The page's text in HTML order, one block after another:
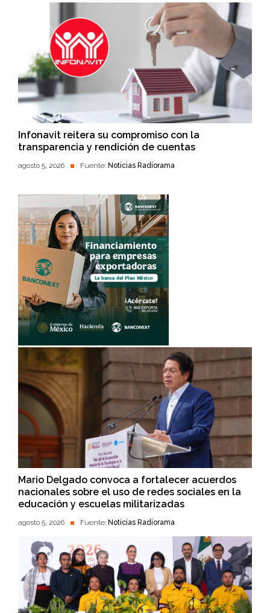
Infonavit reitera su compromiso con la
transparencia y rendición de cuentas
agosto 5, 2026 Fuente: Noticias Radiorama
Mario Delgado convoca a fortalecer acuerdos
nacionales sobre el uso de redes sociales en la
educación y escuelas militarizadas
agosto 5, 2026 Fuente: Noticias Radiorama